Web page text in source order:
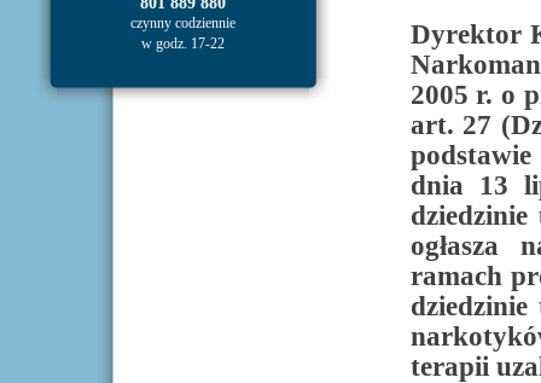
czynny codziennie
w godz. 17-22
Dyrektor
2005 r. o
art. 27
dnia 13
ogłasza
ramach
terapii